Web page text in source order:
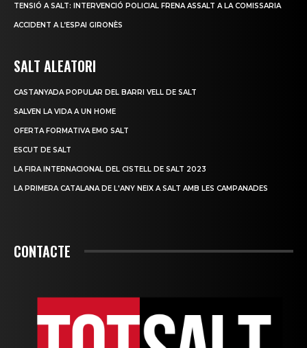
TENSIÓ A SALT: INTERVENCIÓ POLICIAL FRENA ASSALT A LA COMISSARIA
ACCIDENT A L’ESPAI GIRONÈS
SALT ALEATORI
CASTANYADA POPULAR DEL BARRI VELL DE SALT
SALVEN LA VIDA A UN HOME
OFERTA FORMATIVA EMO SALT
ESCUT DE SALT
LA FIRA INTERNACIONAL DEL CISTELL DE SALT 2023
LA PRIMERA CATALANA DE L'ANY NEIX A SALT AMB LES CAMPANADES
CONTACTE